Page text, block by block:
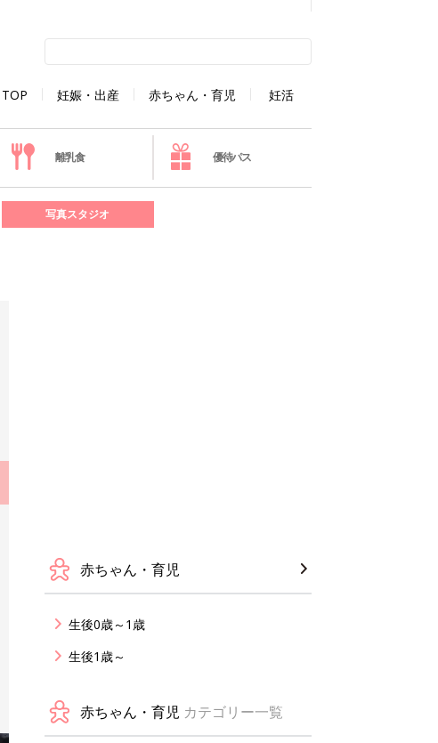
TOP 妊娠・出産 赤ちゃん・育児 妊活
離乳食 優待パス
写真スタジオ
赤ちゃん・育児
生後0歳～1歳
生後1歳～
赤ちゃん・育児 カテゴリー一覧